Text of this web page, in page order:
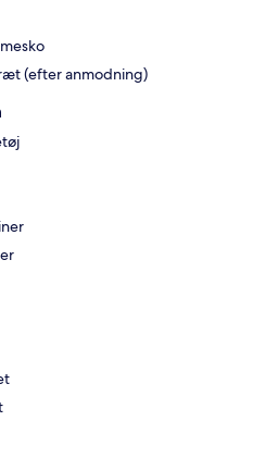
(efter anmodning)